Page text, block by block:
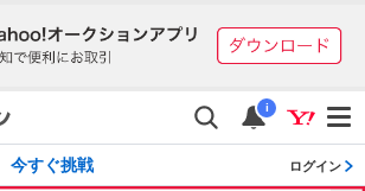
i
今すぐ挑戦 ログイン